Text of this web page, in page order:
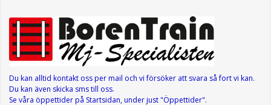
Du kan alltid kontakt oss per mail och vi försöker att svara så fort vi kan.
Du kan även skicka sms till oss.
Se våra öppettiderpå Startsidan, under just "Öppettider".